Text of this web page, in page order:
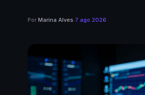
Por Marina Alves·7 ago 2026